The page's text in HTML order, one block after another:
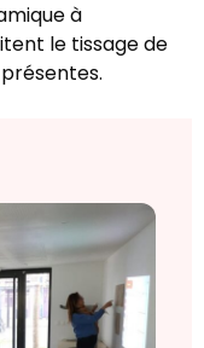
à
le tissage de